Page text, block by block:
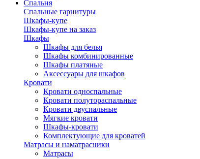
Спальня
Спальные гарнитуры
Шкафы-купе
Шкафы-купе на заказ
Шкафы
Шкафы для белья
Шкафы комбинированные
Шкафы платяные
Аксессуары для шкафов
Кровати
Кровати односпальные
Кровати полутораспальные
Кровати двуспальные
Мягкие кровати
Шкафы-кровати
Комплектующие для кроватей
Матрасы и наматрасники
Матрасы